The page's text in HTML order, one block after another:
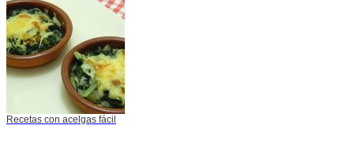
Recetas con acelgas fácil